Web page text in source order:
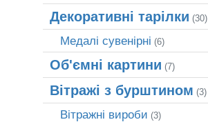
Декоративні тарілки (30)
Медалі сувенірні (6)
Об'ємні картини (7)
Вітражі з бурштином (3)
Вітражні вироби (3)